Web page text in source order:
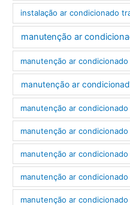
instalação ar condicionado
manutenção ar
manutenção ar
manutenção ar
manutenção ar condicionado
manutenção ar
manutenção ar
manutenção ar condicionado
manutenção ar condicionado